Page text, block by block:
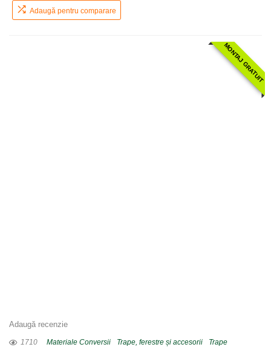
Adaugă pentru comparare
MONTAJ GRATUIT
Adaugă recenzie
1710 Materiale Conversii Trape, ferestre și accesorii
Trape